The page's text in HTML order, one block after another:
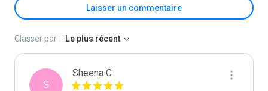
Laisser un commentaire
Classer par : Le plus récent
S
Sheena C